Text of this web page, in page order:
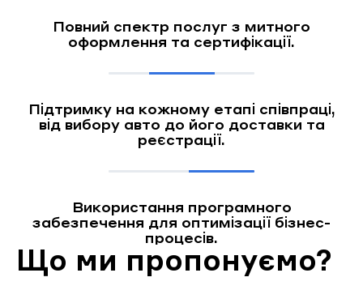
Повний спектр послуг з митного
оформлення та сертифікації.
Підтримку на кожному етапі співпраці,
від вибору авто до його доставки та
реєстрації.
Використання програмного
забезпечення для оптимізації бізнес-
процесів.
Що ми пропонуємо?